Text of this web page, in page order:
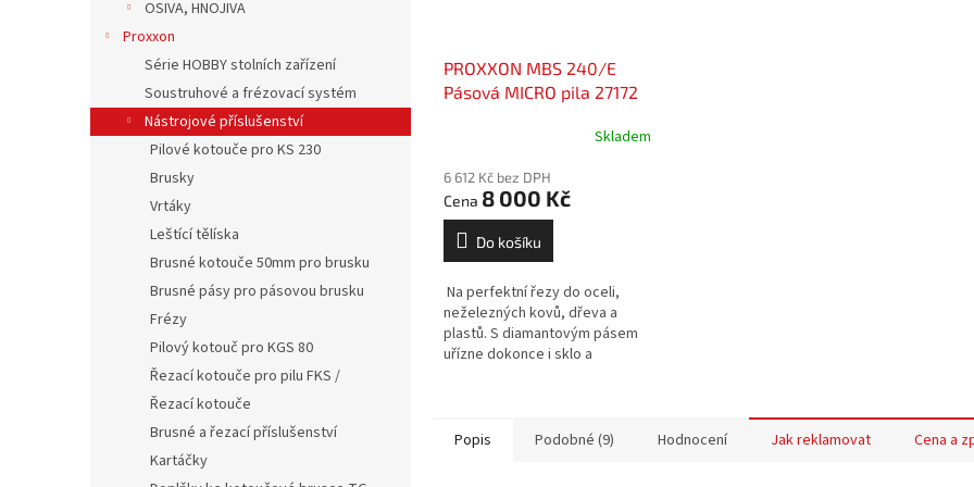
OSIVA, HNOJIVA
Proxxon
Série HOBBY stolních zařízení
Soustruhové a frézovací systém
Nástrojové příslušenství
Pilové kotouče pro KS 230
Brusky
Vrtáky
Leštící tělíska
Brusné kotouče 50mm pro brusku
Brusné pásy pro pásovou brusku
Frézy
Pilový kotouč pro KGS 80
Řezací kotouče pro pilu FKS /
Řezací kotouče
Brusné a řezací příslušenství
Kartáčky
PROXXON MBS 240/E
Pásová MICRO pila 27172
Skladem
6 612 Kč bez DPH
8 000 Kč
Do košíku
Na perfektní řezy do oceli,
neželezných kovů, dřeva a
plastů. S diamantovým pásem
uřízne dokonce i sklo a
Popis Podobné (9) Hodnocení Jak reklamovat Cena a